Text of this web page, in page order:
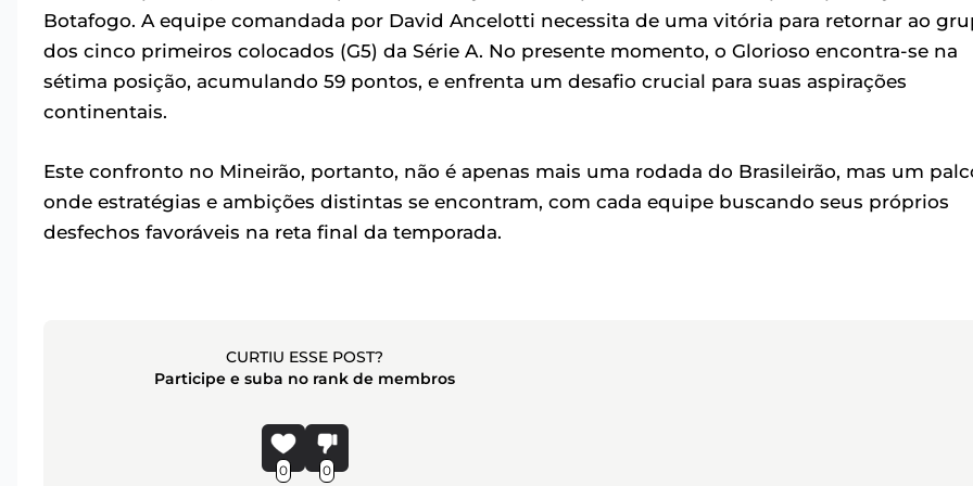
Botafogo. A equipe comandada por David Ancelotti necessita de uma vitória para retornar ao
dos cinco primeiros colocados (G5) da Série A. No presente momento, o Glorioso encontra-se na
sétima posição, acumulando 59 pontos, e enfrenta um desafio crucial para suas aspirações
continentais.
Este confronto no Mineirão, portanto, não é apenas mais uma rodada do Brasileirão, mas um
onde estratégias e ambições distintas se encontram, com cada equipe buscando seus próprios
desfechos favoráveis na reta final da temporada.
CURTIU ESSE POST?
Participe e suba no rank de membros
0 0